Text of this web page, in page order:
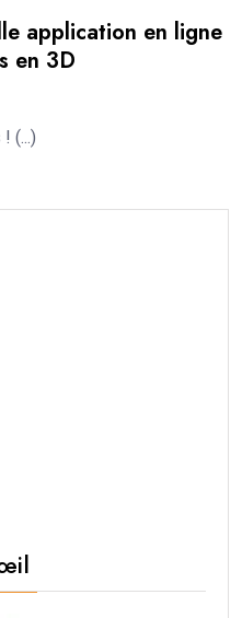
application en ligne
en 3D
(...)